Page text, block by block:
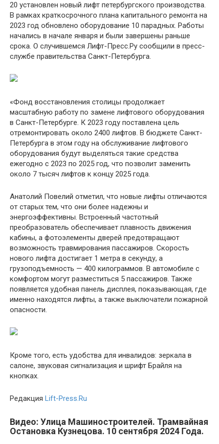
20 установлен новый лифт петербургского производства.
В рамках краткосрочного плана капитального ремонта на
2023 год обновлено оборудование 10 парадных. Работы
начались в начале января и были завершены раньше
срока. О случившемся Лифт-Пресс.Ру сообщили в пресс-
службе правительства Санкт-Петербурга.
«Фонд восстановления столицы продолжает
масштабную работу по замене лифтового оборудования
в Санкт-Петербурге. К 2023 году поставлена ​​цель
отремонтировать около 2400 лифтов. В бюджете Санкт-
Петербурга в этом году на обслуживание лифтового
оборудования будут выделяться такие средства
ежегодно с 2023 по 2025 год, что позволит заменить
около 7 тысяч лифтов к концу 2025 года.
Анатолий Повелий отметил, что новые лифты отличаются
от старых тем, что они более надежны и
энергоэффективны. Встроенный частотный
преобразователь обеспечивает плавность движения
кабины, а фотоэлементы дверей предотвращают
возможность травмирования пассажиров. Скорость
нового лифта достигает 1 метра в секунду, а
грузоподъемность — 400 килограммов. В автомобиле с
комфортом могут разместиться 5 пассажиров. Также
появляется удобная панель дисплея, показывающая, где
именно находятся лифты, а также выключатели пожарной
опасности.
Кроме того, есть удобства для инвалидов: зеркала в
салоне, звуковая сигнализация и шрифт Брайля на
кнопках.
Редакция Lift-Press.Ru
Видео: Улица Машиностроителей. Трамвайная
Остановка Кузнецова. 10 сентября 2024 Года.